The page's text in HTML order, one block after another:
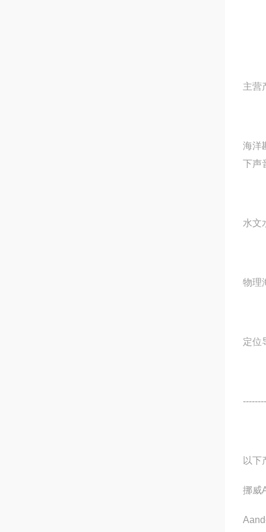
主营
海洋
下声
水文
物理
定位
以下
挪威